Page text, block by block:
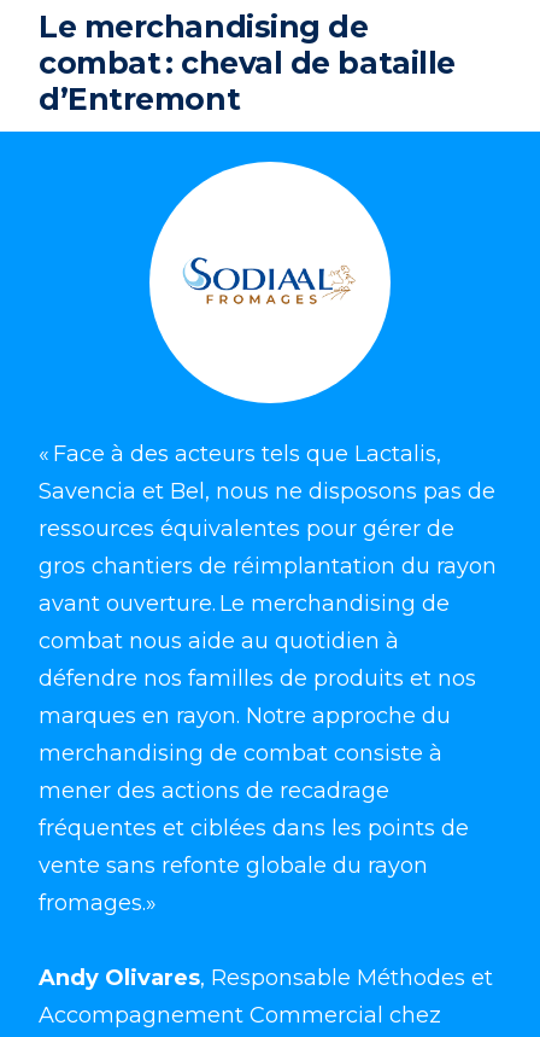
Le merchandising de
combat : cheval de bataille
d’Entremont
« Face à des acteurs tels que Lactalis,
Savencia et Bel, nous ne disposons pas de
ressources équivalentes pour gérer de
gros chantiers de réimplantation du rayon
avant ouverture. Le merchandising de
combat nous aide au quotidien à
défendre nos familles de produits et nos
marques en rayon. Notre approche du
merchandising de combat consiste à
mener des actions de recadrage
fréquentes et ciblées dans les points de
vente sans refonte globale du rayon
fromages.»
Andy Olivares, Responsable Méthodes et
Accompagnement Commercial chez